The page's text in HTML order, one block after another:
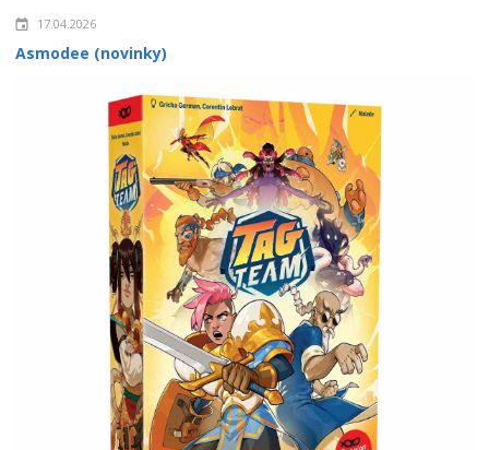
17.04.2026
Asmodee (novinky)